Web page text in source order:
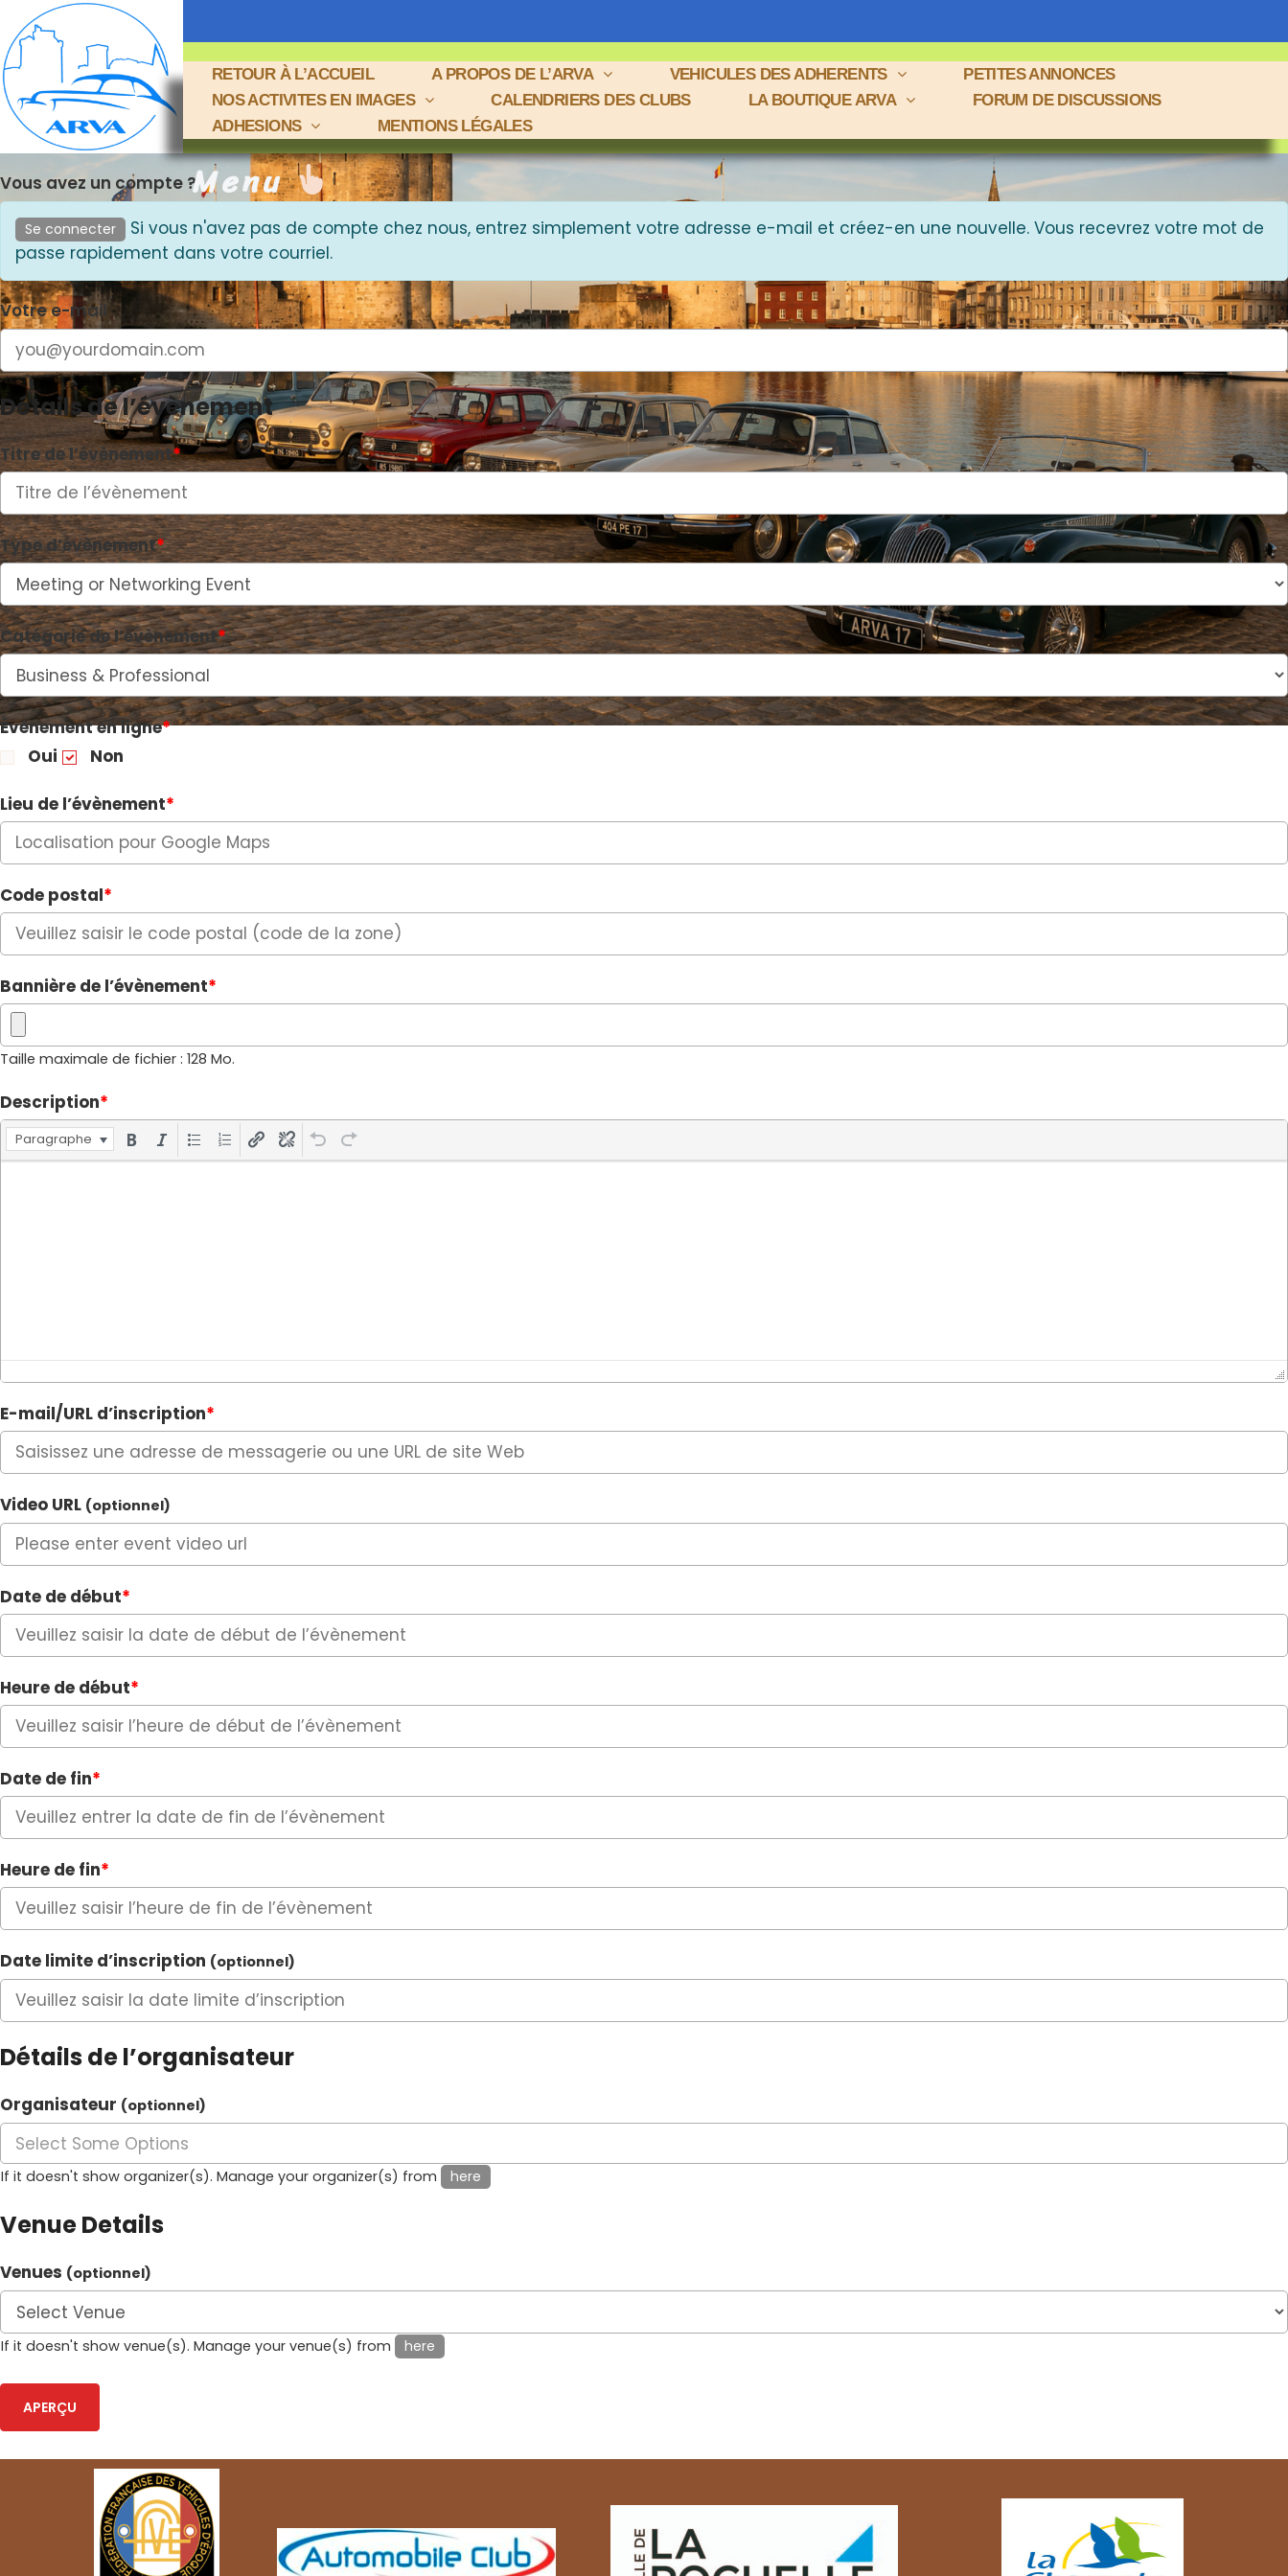
RETOUR À L’ACCUEIL A PROPOS DE L’ARVA VEHICULES DES ADHERENTS
PETITES ANNONCES
NOS ACTIVITES EN IMAGES
CALENDRIERS DES CLUBS LA BOUTIQUE ARVA
FORUM DE DISCUSSIONS
ADHESIONS
MENTIONS LÉGALES
Menu
Vous avez un compte ?
Se connecter
Si vous n'avez pas de compte chez nous, entrez simplement votre adresse e-mail et créez-en une nouvelle. Vous recevrez votre mot de
passe rapidement dans votre courriel.
Votre e-mail
Détails de l’évènement
Titre de l’évènement*
Type d’évènement*
Catégorie de l’évènement*
Événement en ligne*
Oui
Non
Lieu de l’évènement*
Code postal*
Bannière de l’évènement*
Taille maximale de fichier : 128 Mo.
Description*
Paragraphe
E-mail/URL d’inscription*
Video URL (optionnel)
Date de début*
Heure de début*
Date de fin*
Heure de fin*
Date limite d’inscription (optionnel)
Détails de l’organisateur
Organisateur (optionnel)
If it doesn't show organizer(s). Manage your organizer(s) from here
Venue Details
Venues (optionnel)
If it doesn't show venue(s). Manage your venue(s) from here